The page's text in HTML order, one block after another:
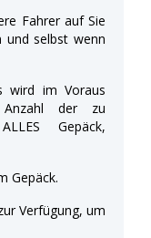
Fahrer auf Sie
selbst wenn
wird im Voraus
der zu
Gepäck,
Gepäck.
Verfügung, um